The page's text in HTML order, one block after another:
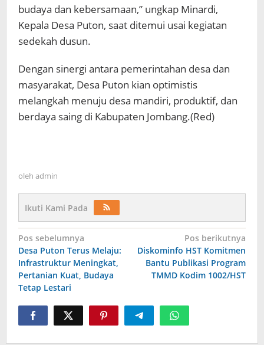
budaya dan kebersamaan,” ungkap Minardi,
Kepala Desa Puton, saat ditemui usai kegiatan
sedekah dusun.
Dengan sinergi antara pemerintahan desa dan
masyarakat, Desa Puton kian optimistis
melangkah menuju desa mandiri, produktif, dan
berdaya saing di Kabupaten Jombang.(Red)
oleh admin
Ikuti Kami Pada
Navigasi
pos
Pos sebelumnya
Desa Puton Terus Melaju:
Infrastruktur Meningkat,
Pertanian Kuat, Budaya
Tetap Lestari
Pos berikutnya
Diskominfo HST Komitmen
Bantu Publikasi Program
TMMD Kodim 1002/HST